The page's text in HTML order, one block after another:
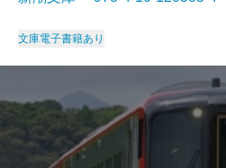
文庫電子書籍あり